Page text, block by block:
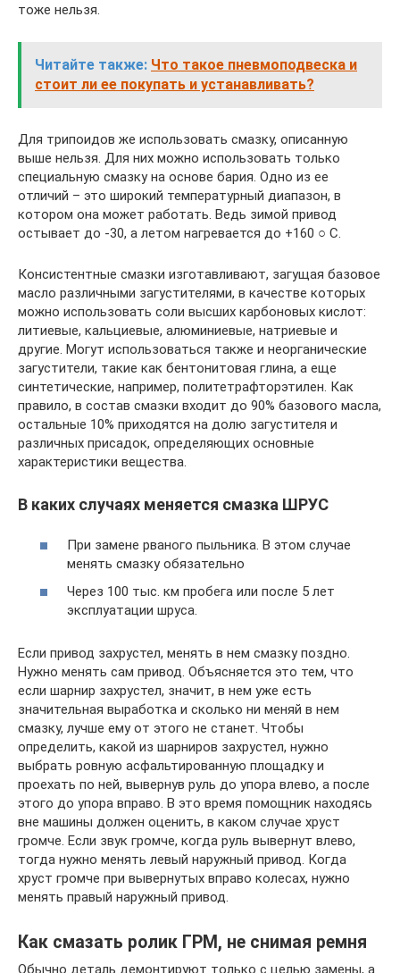
тоже нельзя.
Читайте также: Что такое пневмоподвеска и
стоит ли ее покупать и устанавливать?
Для трипоидов же использовать смазку, описанную
выше нельзя. Для них можно использовать только
специальную смазку на основе бария. Одно из ее
отличий – это широкий температурный диапазон, в
котором она может работать. Ведь зимой привод
остывает до -30, а летом нагревается до +160 ○ C.
Консистентные смазки изготавливают, загущая базовое
масло различными загустителями, в качестве которых
можно использовать соли высших карбоновых кислот:
литиевые, кальциевые, алюминиевые, натриевые и
другие. Могут использоваться также и неорганические
загустители, такие как бентонитовая глина, а еще
синтетические, например, политетрафторэтилен. Как
правило, в состав смазки входит до 90% базового масла,
остальные 10% приходятся на долю загустителя и
различных присадок, определяющих основные
характеристики вещества.
В каких случаях меняется смазка ШРУС
При замене рваного пыльника. В этом случае
менять смазку обязательно
Через 100 тыс. км пробега или после 5 лет
эксплуатации шруса.
Если привод захрустел, менять в нем смазку поздно.
Нужно менять сам привод. Объясняется это тем, что
если шарнир захрустел, значит, в нем уже есть
значительная выработка и сколько ни меняй в нем
смазку, лучше ему от этого не станет. Чтобы
определить, какой из шарниров захрустел, нужно
выбрать ровную асфальтированную площадку и
проехать по ней, вывернув руль до упора влево, а после
этого до упора вправо. В это время помощник находясь
вне машины должен оценить, в каком случае хруст
громче. Если звук громче, когда руль вывернут влево,
тогда нужно менять левый наружный привод. Когда
хруст громче при вывернутых вправо колесах, нужно
менять правый наружный привод.
Как смазать ролик ГРМ, не снимая ремня
Обычно деталь демонтируют только с целью замены, а